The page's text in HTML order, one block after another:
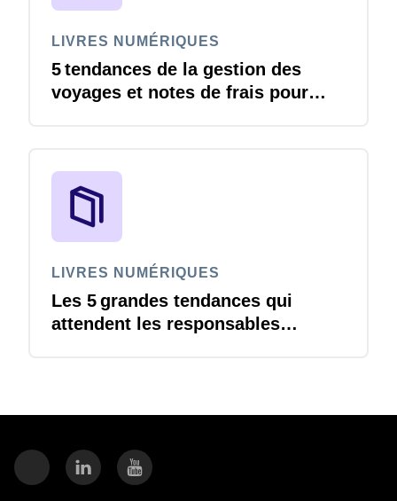
LIVRES NUMÉRIQUES
5 tendances de la gestion des
voyages et notes de frais pour
LIVRES NUMÉRIQUES
Les 5 grandes tendances qui
attendent les responsables